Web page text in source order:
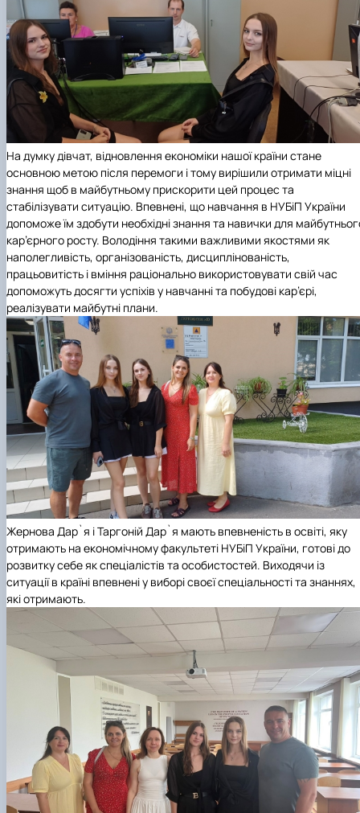
На думку дівчат, відновлення економіки нашої країни стане
основною метою після перемоги і тому вирішили отримати міцні
знання щоб в майбутньому прискорити цей процес та
стабілізувати ситуацію. Впевнені, що навчання в НУБіП України
допоможе їм здобути необхідні знання та навички для
кар’єрного росту. Володіння такими важливими якостями як
наполегливість, організованість, дисциплінованість,
працьовитість і вміння раціонально використовувати свій час
допоможуть досягти успіхів у навчанні та побудові кар’єрі,
реалізувати майбутні плани.
Жернова Дар`я і Таргоній Дар`я мають впевненість в освіті, яку
отримають на економічному факультеті НУБіП України, готові до
розвитку себе як спеціалістів та особистостей. Виходячи із
ситуації в країні впевнені у виборі своєї спеціальності та знаннях,
які отримають.